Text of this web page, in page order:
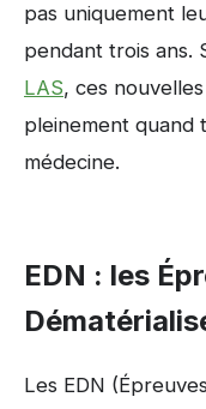
pas uniquement
pendant trois ans.
LAS, ces
pleinement quand
médecine.
EDN : les
Les EDN